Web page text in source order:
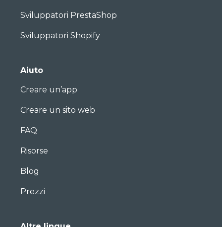
Sviluppatori PrestaShop
Sviluppatori Shopify
Aiuto
Creare un’app
Creare un sito web
FAQ
Risorse
Blog
Prezzi